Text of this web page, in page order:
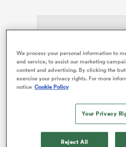
We process your personal information to
and service, to assist our marketing
content and advertising. By clicking the
exercise your privacy rights. For more
notice Cookie Policy
Your Privacy
Reject All